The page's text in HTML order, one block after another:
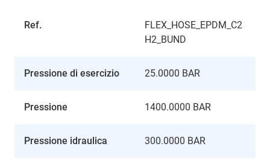
Ref.
FLEX_HOSE_EPDM_C2
H2_BUND
Pressione di esercizio 25.0000 BAR
Pressione 1400.0000 BAR
Pressione idraulica 300.0000 BAR